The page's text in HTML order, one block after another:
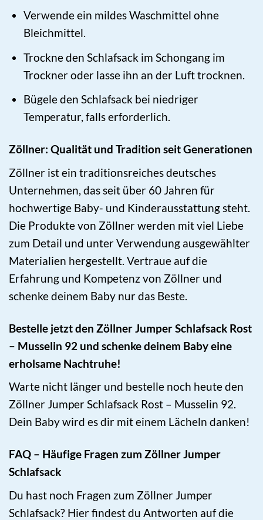
Verwende ein mildes Waschmittel ohne
Bleichmittel.
Trockne den Schlafsack im Schongang im
Trockner oder lasse ihn an der Luft trocknen.
Bügele den Schlafsack bei niedriger
Temperatur, falls erforderlich.
Zöllner: Qualität und Tradition seit Generationen
Zöllner ist ein traditionsreiches deutsches
Unternehmen, das seit über 60 Jahren für
hochwertige Baby- und Kinderausstattung steht.
Die Produkte von Zöllner werden mit viel Liebe
zum Detail und unter Verwendung ausgewählter
Materialien hergestellt. Vertraue auf die
Erfahrung und Kompetenz von Zöllner und
schenke deinem Baby nur das Beste.
Bestelle jetzt den Zöllner Jumper Schlafsack Rost
– Musselin 92 und schenke deinem Baby eine
erholsame Nachtruhe!
Warte nicht länger und bestelle noch heute den
Zöllner Jumper Schlafsack Rost – Musselin 92.
Dein Baby wird es dir mit einem Lächeln danken!
FAQ – Häufige Fragen zum Zöllner Jumper
Schlafsack
Du hast noch Fragen zum Zöllner Jumper
Schlafsack? Hier findest du Antworten auf die